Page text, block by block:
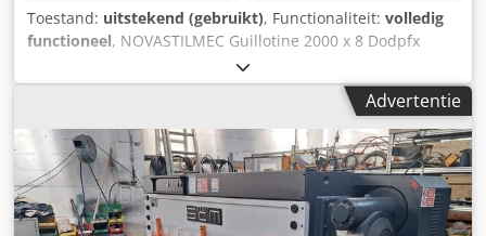
Toestand: uitstekend (gebruikt), Functionaliteit: volledig
functioneel, NOVASTILMEC Guillotine 2000 x 8 Dodpfx
Aozichmjixokr Type C 208. Gemotoriseerde achteraanslag
Gebruikte, werkende machine Interne code: SVR 308
Advertentie